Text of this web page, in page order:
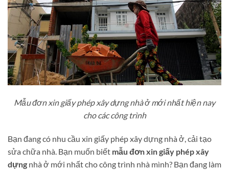
Mẫu đơn xin giấy phép xây dựng nhà ở mới nhất hiện nay
cho các công trình
Bạn đang có nhu cầu xin giấy phép xây dựng nhà ở, cải tạo
sửa chữa nhà. Bạn muốn biết mẫu đơn xin giấy phép xây
dựng nhà ở mới nhất cho công trình nhà mình? Bạn đang làm